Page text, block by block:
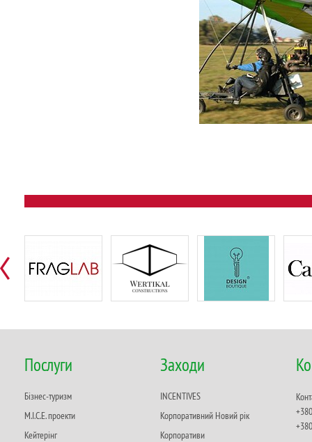
Послуги
Бізнес-туризм
M.I.C.E. проекти
Кейтерінг
Заходи
INCENTIVES
Корпоративний Новий рік
Корпоративи